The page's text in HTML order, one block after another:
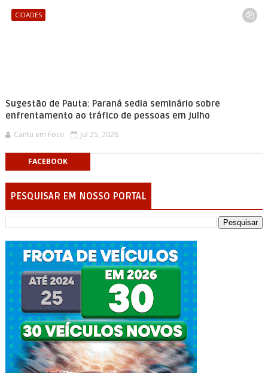
CIDADES
Sugestão de Pauta: Paraná sedia seminário sobre
enfrentamento ao tráfico de pessoas em julho
Cantu em Foco Jul 25, 2026
FACEBOOK
PESQUISAR EM NOSSO PORTAL